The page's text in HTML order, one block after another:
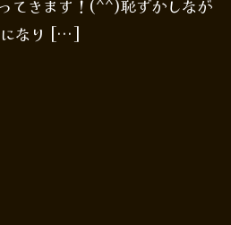
てきます！(^^)恥ずかしなが
になり […]